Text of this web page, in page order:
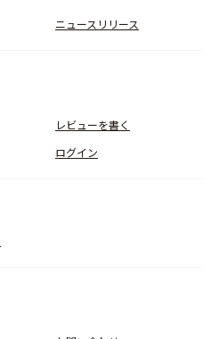
ニュースリリース
レビューを書く
ログイン